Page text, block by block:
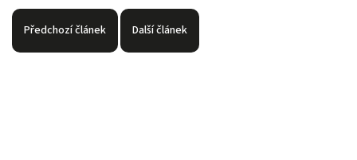
Předchozí článek Další článek